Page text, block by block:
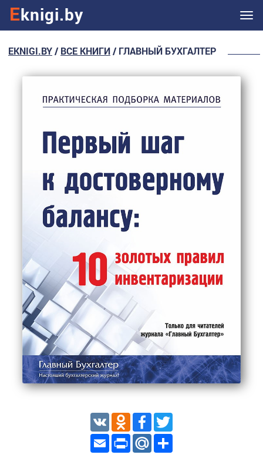
Eknigi.by
EKNIGI.BY/ВСЕ КНИГИ/ ГЛАВНЫЙ БУХГАЛТЕР
VK Odnoklassniki
Facebook
EmailPrint Mail.Ru